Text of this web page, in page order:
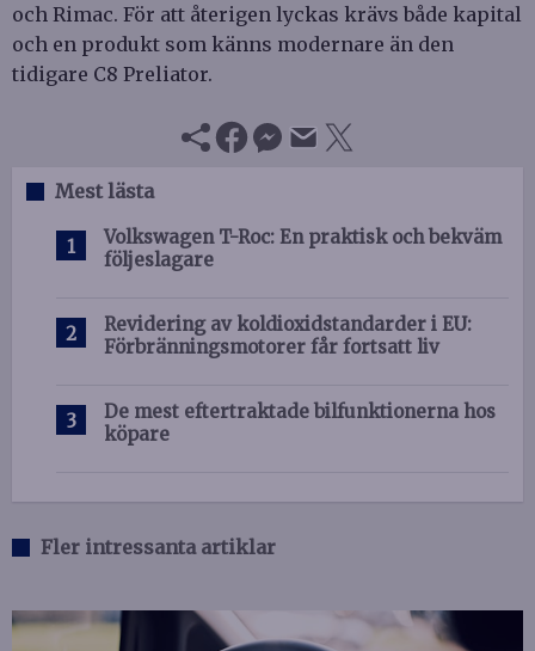
och Rimac. För att återigen lyckas krävs både kapital
och en produkt som känns modernare än den
tidigare C8 Preliator.
Mest lästa
Volkswagen T-Roc: En praktisk och bekväm
följeslagare
Revidering av koldioxidstandarder i EU:
Förbränningsmotorer får fortsatt liv
De mest eftertraktade bilfunktionerna hos
köpare
Fler intressanta artiklar